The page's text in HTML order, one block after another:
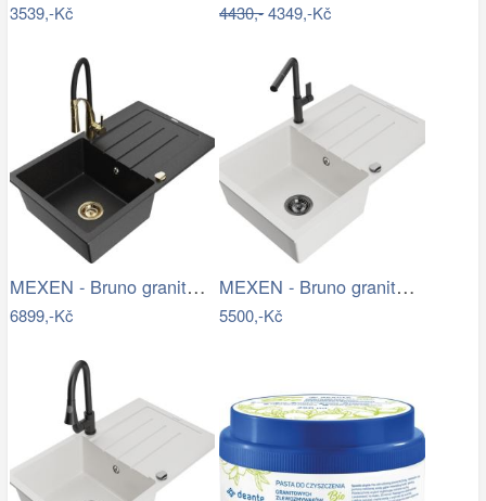
3539,-Kč 4430,-4349,-Kč
MEXEN - Bruno granitový dřez s…
6899,-Kč
MEXEN - Bruno granitový dřez 1 s…
5500,-Kč